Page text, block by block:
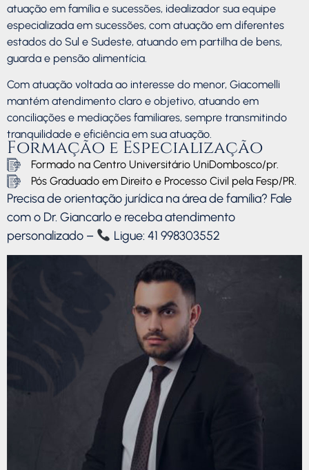
atuação em família e sucessões, idealizador sua equipe
especializada em sucessões, com atuação em diferentes
estados do Sul e Sudeste, atuando em partilha de bens,
guarda e pensão alimentícia.
Com atuação voltada ao interesse do menor, Giacomelli
mantém atendimento claro e objetivo, atuando em
conciliações e mediações familiares, sempre transmitindo
tranquilidade e eficiência em sua atuação.
Formação e Especialização
Formado na Centro Universitário UniDombosco/pr.
Pós Graduado em Direito e Processo Civil pela Fesp/PR.
Precisa de orientação jurídica na área de família? Fale
com o Dr. Giancarlo e receba atendimento
personalizado –
Ligue: 41 998303552